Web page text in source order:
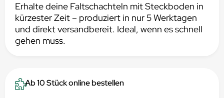
Erhalte deine Faltschachteln mit Steckboden in
kürzester Zeit – produziert in nur 5 Werktagen
und direkt versandbereit. Ideal, wenn es schnell
gehen muss.
Ab 10 Stück online bestellen